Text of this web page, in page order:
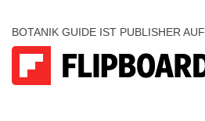
BOTANIK GUIDE IST PUBLISHER AUF